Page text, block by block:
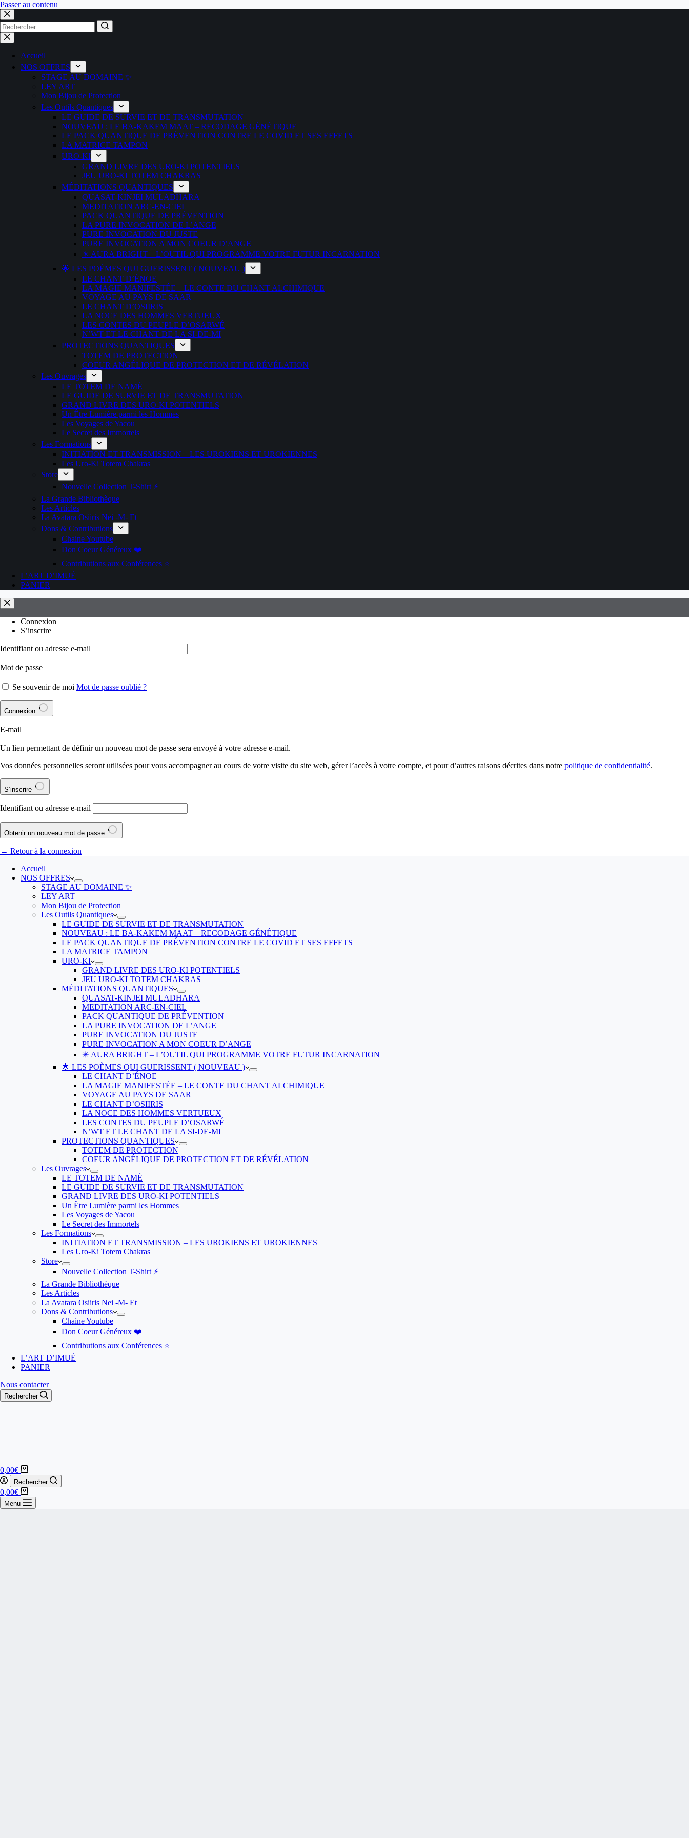
Passer au contenu
Aucun
résultat
Accueil
NOS OFFRES
STAGE AU DOMAINE ✨
LEY ART
Mon Bijou de Protection
Les Outils Quantiques
LE GUIDE DE SURVIE ET DE TRANSMUTATION
NOUVEAU : LE BA-KAKEM MAAT – RECODAGE GÉNÉTIQUE
LE PACK QUANTIQUE DE PRÉVENTION CONTRE LE COVID ET SES EFFETS
LA MATRICE TAMPON
URO-KI
GRAND LIVRE DES URO-KI POTENTIELS
JEU URO-KI TOTEM CHAKRAS
MÉDITATIONS QUANTIQUES
QUASAT-KINJEI MULADHARA
MEDITATION ARC-EN-CIEL
PACK QUANTIQUE DE PRÉVENTION
LA PURE INVOCATION DE L’ANGE
PURE INVOCATION DU JUSTE
PURE INVOCATION A MON COEUR D’ANGE
✴️ AURA BRIGHT – L’OUTIL QUI PROGRAMME VOTRE FUTUR INCARNATION
🌟 LES POÈMES QUI GUERISSENT ( NOUVEAU )
LE CHANT D’ÉNOE
LA MAGIE MANIFESTÉE – LE CONTE DU CHANT ALCHIMIQUE
VOYAGE AU PAYS DE SAAR
LE CHANT D’OSIIRIS
LA NOCE DES HOMMES VERTUEUX
LES CONTES DU PEUPLE D’OSARWÉ
N’WT ET LE CHANT DE LA SI-DE-MI
PROTECTIONS QUANTIQUES
TOTEM DE PROTECTION
COEUR ANGÉLIQUE DE PROTECTION ET DE RÉVÉLATION
Les Ouvrages
LE TOTEM DE NAMÉ
LE GUIDE DE SURVIE ET DE TRANSMUTATION
GRAND LIVRE DES URO-KI POTENTIELS
Un Être Lumière parmi les Hommes
Les Voyages de Yacou
Le Secret des Immortels
Les Formations
INITIATION ET TRANSMISSION – LES UROKIENS ET UROKIENNES
Les Uro-Ki Totem Chakras
Store
Nouvelle Collection T-Shirt ⚡️
La Grande Bibliothèque
Les Articles
La Avatara Osiiris Nei -M- Et
Dons & Contributions
Chaine Youtube
Don Coeur Généreux ❤️
Contributions aux Conférences ⭐️
L’ART D’IMUÉ
PANIER
Connexion
S’inscrire
Identifiant ou adresse e-mail
Mot de passe
Se souvenir de moi Mot de passe oublié ?
Connexion
E-mail
Un lien permettant de définir un nouveau mot de passe sera envoyé à votre adresse e-mail.
Vos données personnelles seront utilisées pour vous accompagner au cours de votre visite du site web, gérer l’accès à votre compte, et pour d’autres raisons décrites dans notre politique de confidentialité.
S’inscrire
Identifiant ou adresse e-mail
Obtenir un nouveau mot de passe
← Retour à la connexion
Accueil
NOS OFFRES
STAGE AU DOMAINE ✨
LEY ART
Mon Bijou de Protection
Les Outils Quantiques
LE GUIDE DE SURVIE ET DE TRANSMUTATION
NOUVEAU : LE BA-KAKEM MAAT – RECODAGE GÉNÉTIQUE
LE PACK QUANTIQUE DE PRÉVENTION CONTRE LE COVID ET SES EFFETS
LA MATRICE TAMPON
URO-KI
GRAND LIVRE DES URO-KI POTENTIELS
JEU URO-KI TOTEM CHAKRAS
MÉDITATIONS QUANTIQUES
QUASAT-KINJEI MULADHARA
MEDITATION ARC-EN-CIEL
PACK QUANTIQUE DE PRÉVENTION
LA PURE INVOCATION DE L’ANGE
PURE INVOCATION DU JUSTE
PURE INVOCATION A MON COEUR D’ANGE
✴️ AURA BRIGHT – L’OUTIL QUI PROGRAMME VOTRE FUTUR INCARNATION
🌟 LES POÈMES QUI GUERISSENT ( NOUVEAU )
LE CHANT D’ÉNOE
LA MAGIE MANIFESTÉE – LE CONTE DU CHANT ALCHIMIQUE
VOYAGE AU PAYS DE SAAR
LE CHANT D’OSIIRIS
LA NOCE DES HOMMES VERTUEUX
LES CONTES DU PEUPLE D’OSARWÉ
N’WT ET LE CHANT DE LA SI-DE-MI
PROTECTIONS QUANTIQUES
TOTEM DE PROTECTION
COEUR ANGÉLIQUE DE PROTECTION ET DE RÉVÉLATION
Les Ouvrages
LE TOTEM DE NAMÉ
LE GUIDE DE SURVIE ET DE TRANSMUTATION
GRAND LIVRE DES URO-KI POTENTIELS
Un Être Lumière parmi les Hommes
Les Voyages de Yacou
Le Secret des Immortels
Les Formations
INITIATION ET TRANSMISSION – LES UROKIENS ET UROKIENNES
Les Uro-Ki Totem Chakras
Store
Nouvelle Collection T-Shirt ⚡️
La Grande Bibliothèque
Les Articles
La Avatara Osiiris Nei -M- Et
Dons & Contributions
Chaine Youtube
Don Coeur Généreux ❤️
Contributions aux Conférences ⭐️
L’ART D’IMUÉ
PANIER
Nous contacter
Rechercher
0,00€
Rechercher
0,00€
Menu